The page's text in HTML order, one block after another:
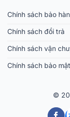
Chính sách bảo
Chính sách đổi trả
Chính sách vận
Chính sách bảo
©